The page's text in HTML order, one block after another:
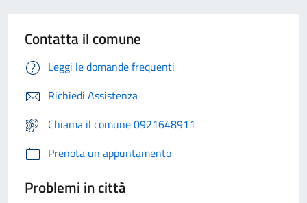
Contatta il comune
Leggi le domande frequenti
Richiedi Assistenza
Chiama il comune 0921648911
Prenota un appuntamento
Problemi in città